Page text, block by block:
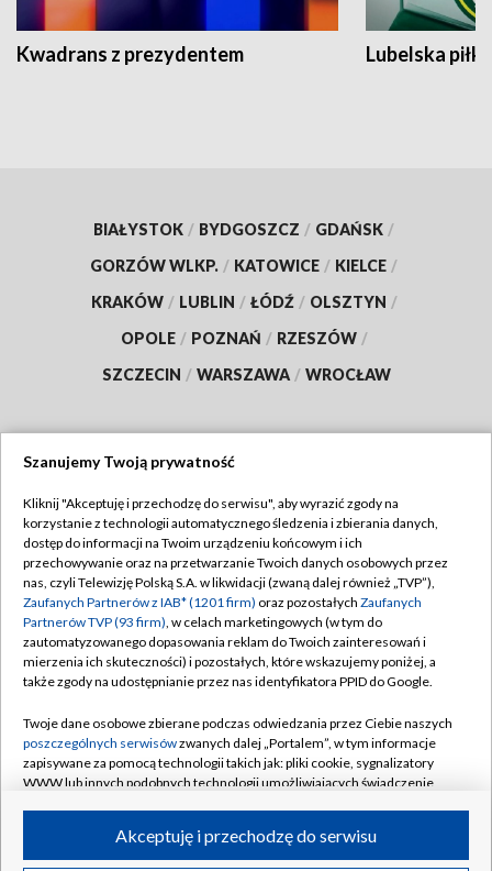
Kwadrans z prezydentem Lubelska piłka
BIAŁYSTOK / BYDGOSZCZ / GDAŃSK /
GORZÓW WLKP. / KATOWICE / KIELCE /
KRAKÓW / LUBLIN / ŁÓDŹ / OLSZTYN /
OPOLE / POZNAŃ / RZESZÓW /
SZCZECIN / WARSZAWA / WROCŁAW
TVP
Abonament TVP
Emisja w TVP
Centrum informacji TVP
Naziemna Telewizja Cyfrowa
Rada Programowa
System NOS
Informacje o nadawcy
Program dla prasy
Regulamin TVP
Polityka prywatności
Moje zgody
Pomoc
Kontakt
Kanały
Szanujemy Twoją prywatność
Kliknij "Akceptuję i przechodzę do serwisu", aby wyrazić zgody na
korzystanie z technologii automatycznego śledzenia i zbierania danych,
dostęp do informacji na Twoim urządzeniu końcowym i ich
przechowywanie oraz na przetwarzanie Twoich danych osobowych przez
nas, czyli Telewizję Polską S.A. w likwidacji (zwaną dalej również „TVP”),
Zaufanych Partnerów z IAB* (1201 firm) oraz pozostałych Zaufanych
Partnerów TVP (93 firm), w celach marketingowych (w tym do
zautomatyzowanego dopasowania reklam do Twoich zainteresowań i
mierzenia ich skuteczności) i pozostałych, które wskazujemy poniżej, a
także zgody na udostępnianie przez nas identyfikatora PPID do Google.
Twoje dane osobowe zbierane podczas odwiedzania przez Ciebie naszych
poszczególnych serwisówzwanych dalej „Portalem”, w tym informacje
zapisywane za pomocą technologii takich jak: pliki cookie, sygnalizatory
WWW lub innych podobnych technologii umożliwiających świadczenie
ruchu w Internecie.Akceptuję i przechodzę do serwisu